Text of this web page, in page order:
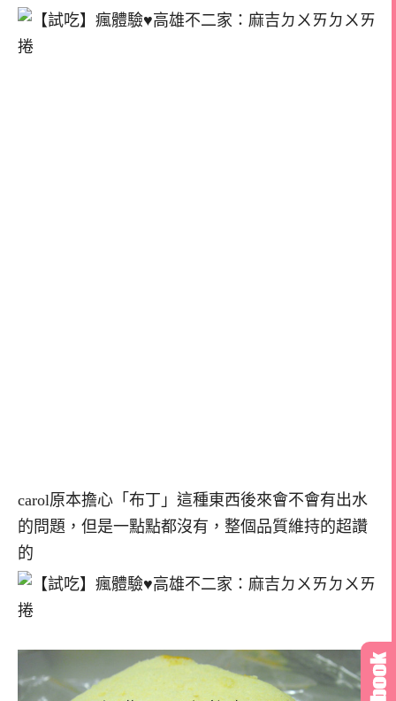
carol原本擔心「布丁」這種東西後來會不會有出水
的問題，但是一點點都沒有，整個品質維持的超讚
的